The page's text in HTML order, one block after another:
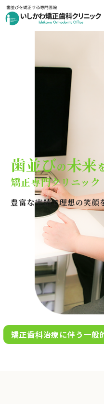
完全
歯並びの未来
矯正専門クリニック
豊富な実績で理想の笑顔
矯正歯科治療に伴う一般